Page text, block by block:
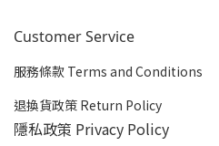
Customer Service
服務條款 Terms and Conditions
退換貨政策 Return Policy
隱私政策 Privacy Policy